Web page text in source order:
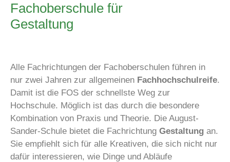
Fachoberschule für
Gestaltung
Alle Fachrichtungen der Fachoberschulen führen in
nur zwei Jahren zur allgemeinen Fachhochschulreife.
Damit ist die FOS der schnellste Weg zur
Hochschule. Möglich ist das durch die besondere
Kombination von Praxis und Theorie. Die August-
Sander-Schule bietet die Fachrichtung Gestaltung an.
Sie empfiehlt sich für alle Kreativen, die sich nicht nur
dafür interessieren, wie Dinge und Abläufe